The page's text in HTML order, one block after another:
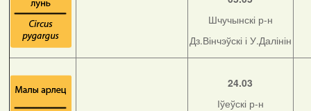
Шчучынскі р-н
Дз.Вінчэўскі і У.Далінін
24.03
Іўеўскі р-н